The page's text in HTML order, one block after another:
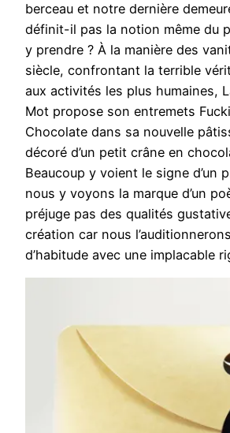
berceau et notre dernière
définit-il pas la notion même du
y prendre ? À la manière des
siècle, confrontant la terrible
aux activités les plus humaines,
Mot propose son entremets
Chocolate dans sa nouvelle
décoré d’un petit crâne en
Beaucoup y voient le signe d’un
nous y voyons la marque d’un
préjuge pas des qualités
création car nous
d’habitude avec une implacable